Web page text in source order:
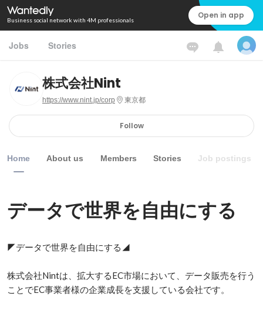
Business social network with 4M professionals Open in app
Jobs Stories
株式会社Nint
https://www.nint.jp/corp 東京都
Follow
Home About us Members Stories Job postings
データで世界を自由にする
◤データで世界を自由にする◢
株式会社Nintは、拡大するEC市場において、データ販売を行う
ことでEC事業者様の企業成長を支援している会社です。